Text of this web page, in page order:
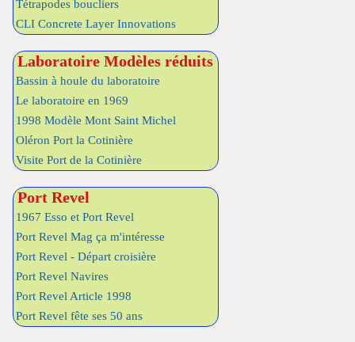
Tétrapodes boucliers
CLI Concrete Layer Innovations
Laboratoire Modèles réduits
Bassin à houle du laboratoire
Le laboratoire en 1969
1998 Modèle Mont Saint Michel
Oléron Port la Cotinière
Visite Port de la Cotinière
Port Revel
1967 Esso et Port Revel
Port Revel Mag ça m'intéresse
Port Revel - Départ croisière
Port Revel Navires
Port Revel Article 1998
Port Revel fête ses 50 ans